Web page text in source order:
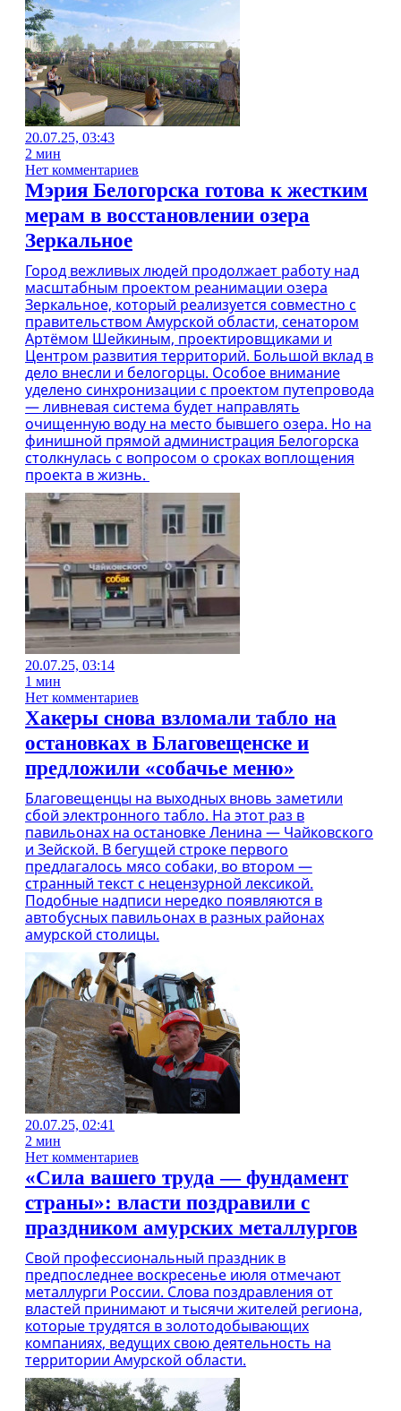
20.07.25, 03:43
2 мин
Нет комментариев
Мэрия Белогорска готова к жестким
мерам в восстановлении озера
Зеркальное
Город вежливых людей продолжает работу над
масштабным проектом реанимации озера
Зеркальное, который реализуется совместно с
правительством Амурской области, сенатором
Артёмом Шейкиным, проектировщиками и
Центром развития территорий. Большой вклад в
дело внесли и белогорцы. Особое внимание
уделено синхронизации с проектом путепровода
— ливневая система будет направлять
очищенную воду на место бывшего озера. Но на
финишной прямой администрация Белогорска
столкнулась с вопросом о сроках воплощения
проекта в жизнь.
20.07.25, 03:14
1 мин
Нет комментариев
Хакеры снова взломали табло на
остановках в Благовещенске и
предложили «собачье меню»
Благовещенцы на выходных вновь заметили
сбой электронного табло. На этот раз в
павильонах на остановке Ленина — Чайковского
и Зейской. В бегущей строке первого
предлагалось мясо собаки, во втором —
странный текст с нецензурной лексикой.
Подобные надписи нередко появляются в
автобусных павильонах в разных районах
амурской столицы.
20.07.25, 02:41
2 мин
Нет комментариев
«Сила вашего труда — фундамент
страны»: власти поздравили с
праздником амурских металлургов
Свой профессиональный праздник в
предпоследнее воскресенье июля отмечают
металлурги России. Слова поздравления от
властей принимают и тысячи жителей региона,
которые трудятся в золотодобывающих
компаниях, ведущих свою деятельность на
территории Амурской области.